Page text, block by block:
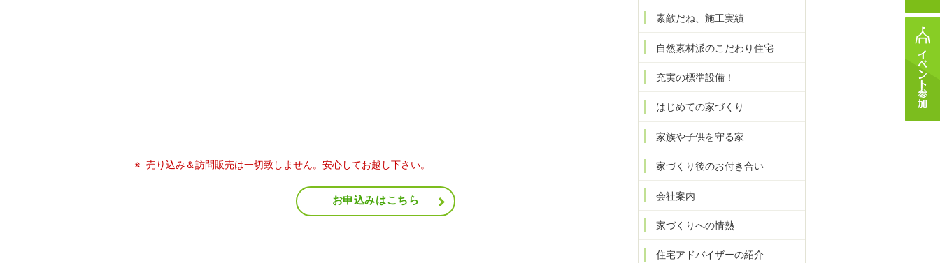
売り込み＆訪問販売は一切致しません。安心してお越し下さい。
お申込みはこちら
素敵だね、施工実績
自然素材派のこだわり住宅
充実の標準設備！
はじめての家づくり
家族や子供を守る家
家づくり後のお付き合い
会社案内
家づくりへの情熱
住宅アドバイザーの紹介